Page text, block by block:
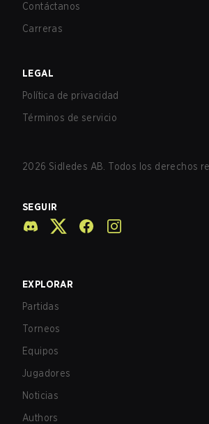
Contáctanos
Carreras
LEGAL
Política de privacidad
Términos de servicio
2026 Sidledes AB. Todos los derechos
SEGUIR
EXPLORAR
Partidas
Torneos
Equipos
Jugadores
Noticias
Authors